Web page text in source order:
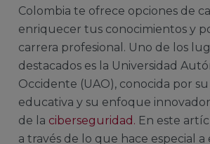
Colombia te ofrece opciones de
enriquecer tus conocimientos y
carrera profesional. Uno de los
destacados es la Universidad
Occidente (UAO), conocida por
educativa y su enfoque
de la ciberseguridad. En este
a través de lo que hace especial a